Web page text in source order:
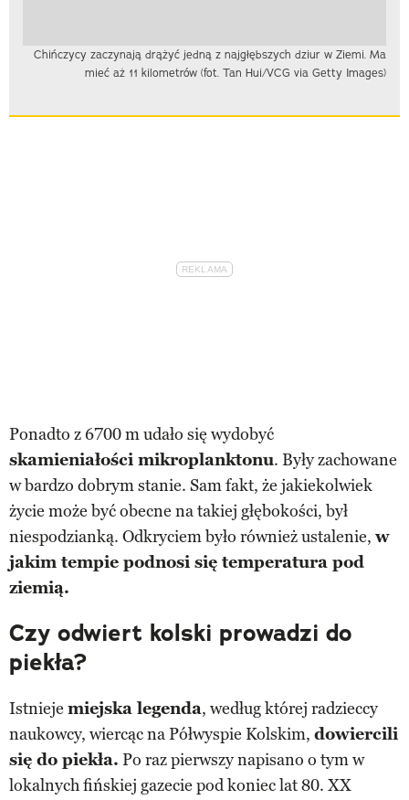
Chińczycy zaczynają drążyć jedną z najgłębszych dziur w Ziemi. Ma
mieć aż 11 kilometrów (fot. Tan Hui/VCG via Getty Images)
Ponadto z 6700 m udało się wydobyć
skamieniałości mikroplanktonu. Były zachowane
w bardzo dobrym stanie. Sam fakt, że jakiekolwiek
życie może być obecne na takiej głębokości, był
niespodzianką. Odkryciem było również ustalenie, w
jakim tempie podnosi się temperatura pod
ziemią.
Czy odwiert kolski prowadzi do
piekła?
Istnieje miejska legenda, według której radzieccy
naukowcy, wiercąc na Półwyspie Kolskim, dowiercili
się do piekła. Po raz pierwszy napisano o tym w
lokalnych fińskiej gazecie pod koniec lat 80. XX